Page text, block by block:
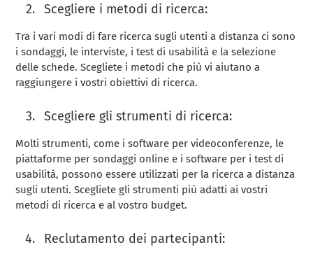
Scegliere i metodi di ricerca:
Tra i vari modi di fare ricerca sugli utenti a distanza ci sono
i sondaggi, le interviste, i test di usabilità e la selezione
delle schede. Scegliete i metodi che più vi aiutano a
raggiungere i vostri obiettivi di ricerca.
Scegliere gli strumenti di ricerca:
Molti strumenti, come i software per videoconferenze, le
piattaforme per sondaggi online e i software per i test di
usabilità, possono essere utilizzati per la ricerca a distanza
sugli utenti. Scegliete gli strumenti più adatti ai vostri
metodi di ricerca e al vostro budget.
Reclutamento dei partecipanti: